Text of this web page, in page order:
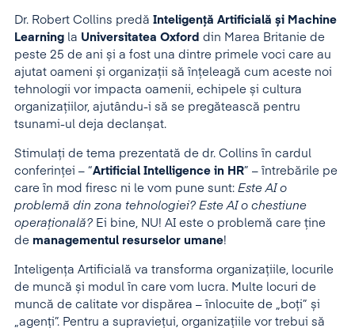
Dr. Robert Collins predă Inteligență Artificială și Machine
Learning la Universitatea Oxford din Marea Britanie de
peste 25 de ani și a fost una dintre primele voci care au
ajutat oameni și organizații să înțeleagă cum aceste noi
tehnologii vor impacta oamenii, echipele și cultura
organizațiilor, ajutându-i să se pregătească pentru
tsunami-ul deja declanșat.
Stimulați de tema prezentată de dr. Collins în cardul
conferinței – “Artificial Intelligence in HR” – întrebările pe
care în mod firesc ni le vom pune sunt: Este AI o
problemă din zona tehnologiei? Este AI o chestiune
operațională? Ei bine, NU! AI este o problemă care ține
de managementul resurselor umane!
Inteligența Artificială va transforma organizațiile, locurile
de muncă și modul în care vom lucra. Multe locuri de
muncă de calitate vor dispărea – înlocuite de „boți” și
„agenți”. Pentru a supraviețui, organizațiile vor trebui să